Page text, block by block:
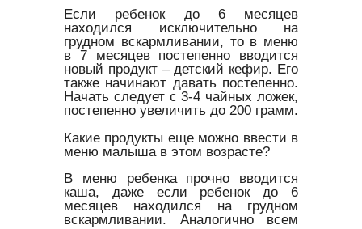
Если ребенок до 6 месяцев
находился исключительно на
грудном вскармливании, то в меню
в 7 месяцев постепенно вводится
новый продукт – детский кефир. Его
также начинают давать постепенно.
Начать следует с 3-4 чайных ложек,
постепенно увеличить до 200 грамм.
Какие продукты еще можно ввести в
меню малыша в этом возрасте?
В меню ребенка прочно вводится
каша, даже если ребенок до 6
месяцев находился на грудном
вскармливании. Аналогично всем